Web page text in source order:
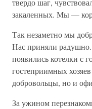
твердо шаг,
закаленных. Мы —
Так незаметно мы
Нас приняли
появились котелки с
гостеприимных
добровольцы, но и
За ужином